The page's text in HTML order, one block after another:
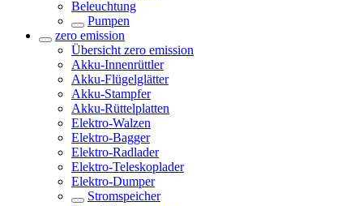
Beleuchtung
Pumpen
zero emission
Übersicht zero emission
Akku-Innenrüttler
Akku-Flügelglätter
Akku-Stampfer
Akku-Rüttelplatten
Elektro-Walzen
Elektro-Bagger
Elektro-Radlader
Elektro-Teleskoplader
Elektro-Dumper
Stromspeicher